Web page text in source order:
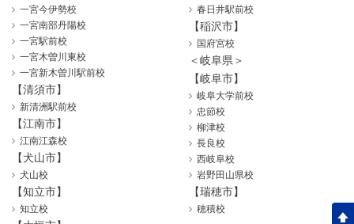
一宮今伊勢校
一宮南部丹陽校
一宮駅前校
一宮木曽川東校
一宮新木曽川駅前校
【清須市】
新清洲駅前校
【江南市】
江南江森校
【犬山市】
犬山校
【知立市】
知立校
春日井駅前校
【稲沢市】
国府宮校
＜岐阜県＞
【岐阜市】
岐阜大学前校
忠節校
柳津校
長良校
西岐阜校
岩野田山県校
【瑞穂市】
穂積校